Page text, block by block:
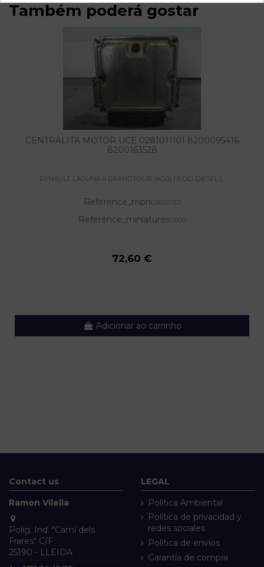
Também poderá gostar
CENTRALITA MOTOR UCE 0281011101 8200095416
8200163528
RENAULT LAGUNA II GRANDTOUR (KG0) 1.9 DCI DIESEL |...
Reference_mpn0281011101
Reference_miniature810900
72,60 €
Adicionar ao carrinho
Contact us
Ramon Vilella
Políg. Ind. "Camí dels
Frares" C/F
25190 - LLEIDA
LEGAL
Política Ambiental
Política de privacidad y
redes sociales
Política de envíos
Garantía de compra